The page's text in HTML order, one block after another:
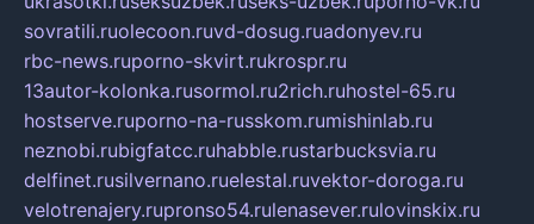
sovratili.ruolecoon.ruvd-dosug.ruadonyev.ru
rbc-news.ruporno-skvirt.rukrospr.ru
13autor-kolonka.rusormol.ru2rich.ruhostel-65.ru
hostserve.ruporno-na-russkom.rumishinlab.ru
neznobi.rubigfatcc.ruhabble.rustarbucksvia.ru
delfinet.rusilvernano.ruelestal.ruvektor-doroga.ru
velotrenajery.rupronso54.rulenasever.rulovinskix.ru